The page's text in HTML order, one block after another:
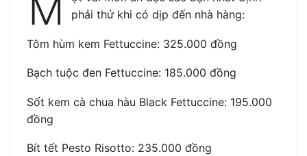
phải thử khi có dịp đến nhà hàng:
Tôm hùm kem Fettuccine: 325.000 đồng
Bạch tuộc đen Fettuccine: 185.000 đồng
Sốt kem cà chua hàu Black Fettuccine: 195.000
đồng
Bít tết Pesto Risotto: 235.000 đồng